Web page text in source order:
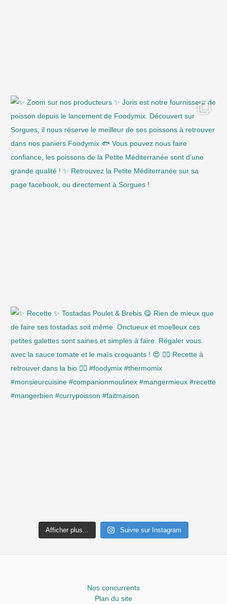
Afficher plus... Suivre sur Instagram
Nos concurrents
Plan du site